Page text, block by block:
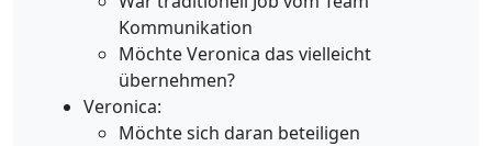
Kommunikation
Möchte Veronica das vielleicht
übernehmen?
Veronica:
Möchte sich daran beteiligen